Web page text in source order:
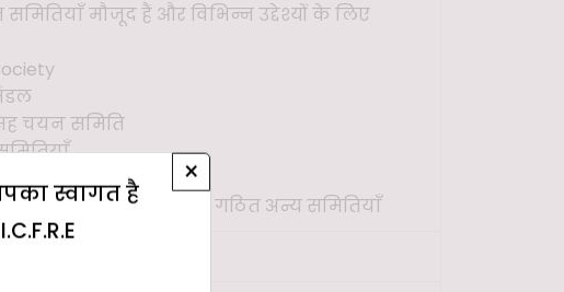
मौजूद हैं और विभिन्न उद्देश्यों के लिए
चयन समिति
समिति
पर विशिष्ट कारणों से गठित अन्य समितियाँ
×
स्वागत है